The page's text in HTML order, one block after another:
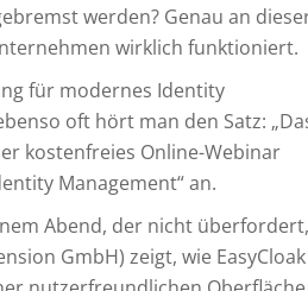
werden? Genau an
wirklich funktioniert.
für modernes Identity
oft hört man den Satz:
kostenfreies Online-Webinar
Management“ an.
Abend, der nicht überfordert,
GmbH) zeigt, wie EasyCloak